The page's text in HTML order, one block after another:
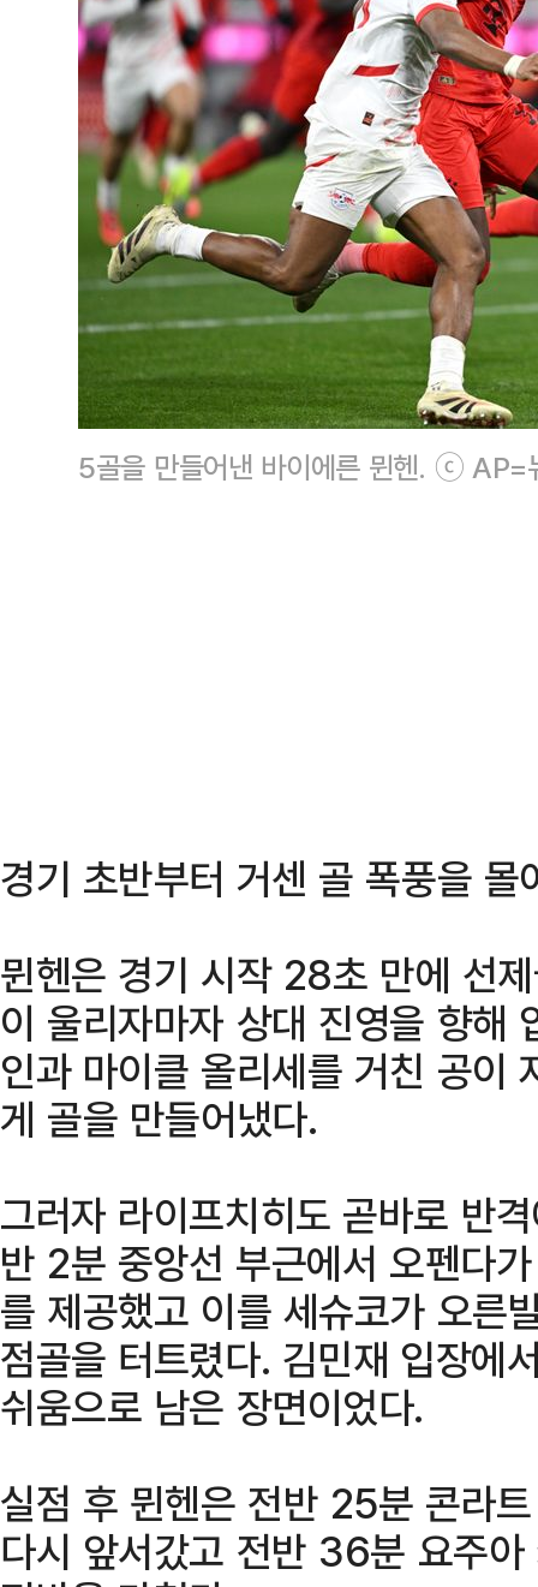
5골을 만들어낸 바이에른 뮌헨. ⓒ AP=
경기 초반부터 거센 골 폭풍을 몰
뮌헨은 경기 시작 28초 만에 선
이 울리자마자 상대 진영을 향해
인과 마이클 올리세를 거친 공이
게 골을 만들어냈다.
그러자 라이프치히도 곧바로 반
반 2분 중앙선 부근에서 오펜다
를 제공했고 이를 세슈코가 오른
점골을 터트렸다. 김민재 입장에
쉬움으로 남은 장면이었다.
실점 후 뮌헨은 전반 25분 콘라
다시 앞서갔고 전반 36분 요주